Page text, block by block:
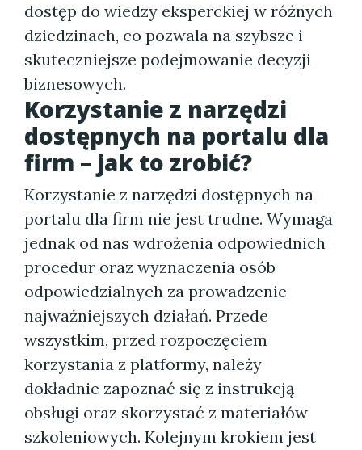
dostęp do wiedzy eksperckiej w różnych
dziedzinach, co pozwala na szybsze i
skuteczniejsze podejmowanie decyzji
biznesowych.
Korzystanie z narzędzi
dostępnych na portalu dla
firm – jak to zrobić?
Korzystanie z narzędzi dostępnych na
portalu dla firm nie jest trudne. Wymaga
jednak od nas wdrożenia odpowiednich
procedur oraz wyznaczenia osób
odpowiedzialnych za prowadzenie
najważniejszych działań. Przede
wszystkim, przed rozpoczęciem
korzystania z platformy, należy
dokładnie zapoznać się z instrukcją
obsługi oraz skorzystać z materiałów
szkoleniowych. Kolejnym krokiem jest